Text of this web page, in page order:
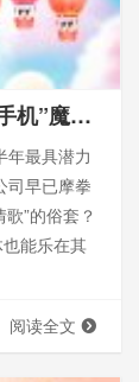
七夕节活动如何打破情侣间的“低头玩手机”魔咒，让单身群体也能乐在其中？-思讯互动
年最具潜力
司早已摩拳
”的俗套？
能乐在其
阅读全文